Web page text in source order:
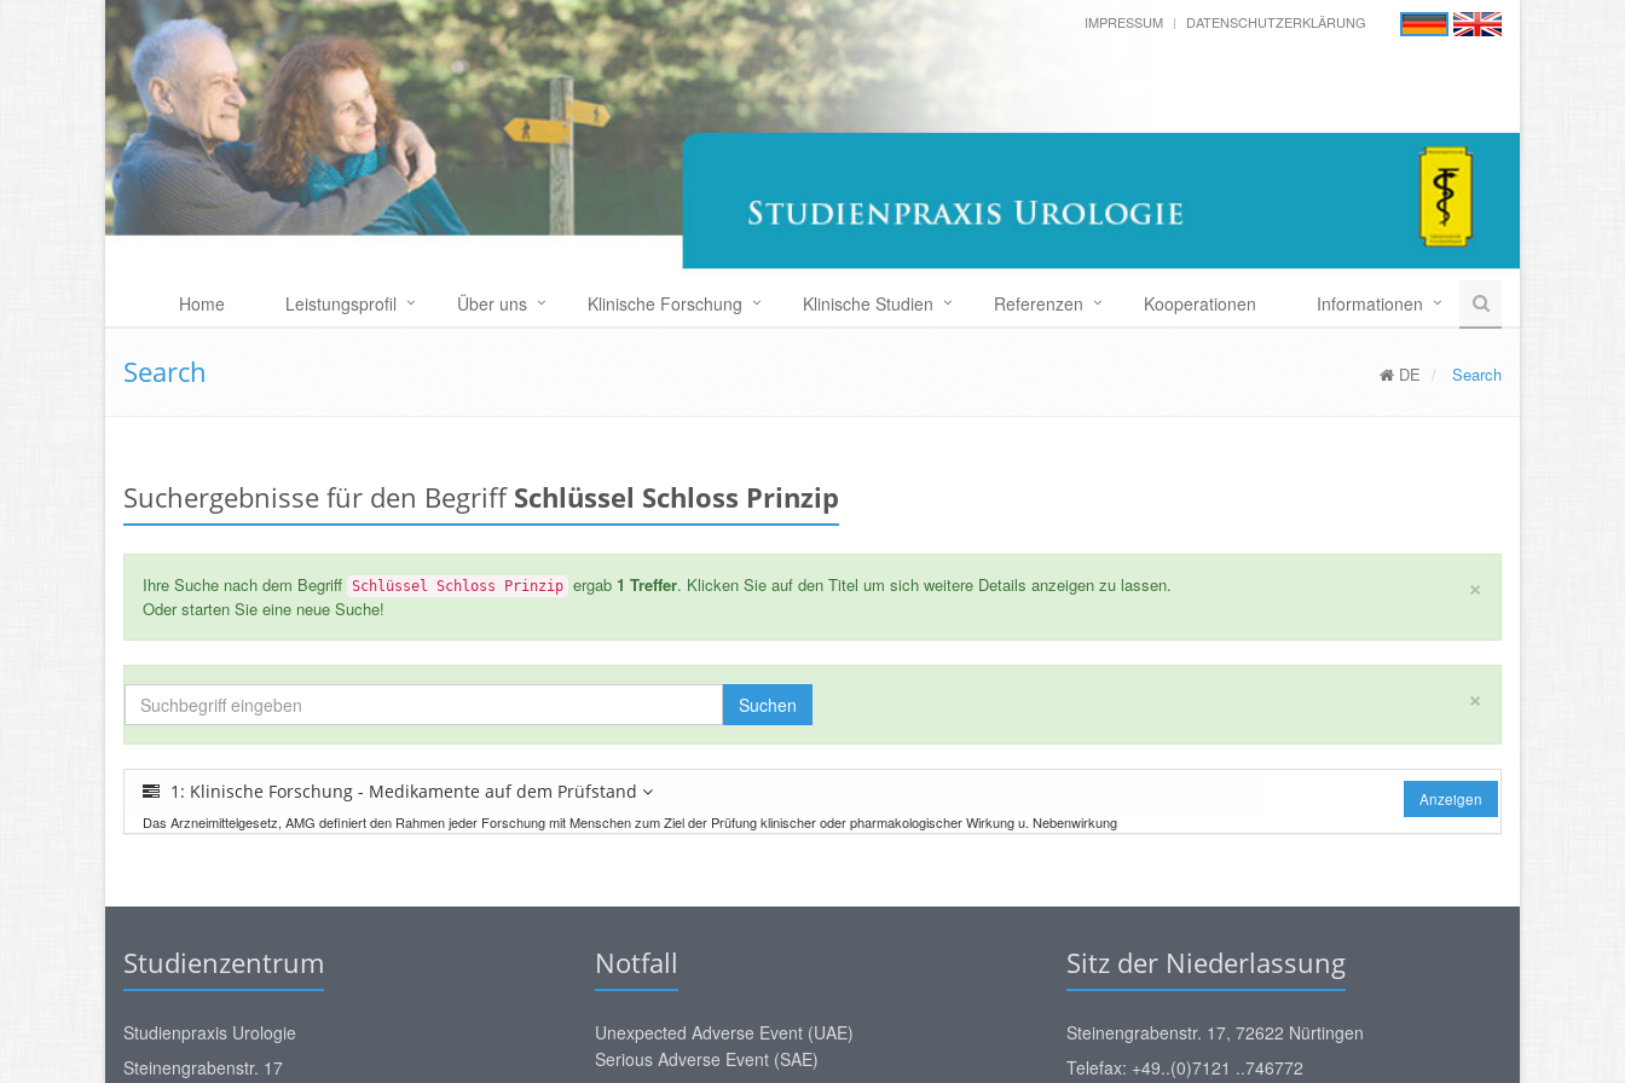
IMPRESSUM DATENSCHUTZERKLÄRUNG
Home Leistungsprofil Über uns Klinische Forschung Klinische Studien Referenzen Kooperationen Informationen
Search DE Search
Suchergebnisse für den Begriff Schlüssel Schloss Prinzip
×
Ihre Suche nach dem Begriff Schlüssel Schloss Prinzip ergab 1 Treffer. Klicken Sie auf den Titel um sich weitere Details anzeigen zu lassen.
Oder starten Sie eine neue Suche!
×
Suchen
1: Klinische Forschung - Medikamente auf dem Prüfstand
Das Arzneimittelgesetz, AMG definiert den Rahmen jeder Forschung mit Menschen zum Ziel der Prüfung klinischer oder pharmakologischer Wirkung u. Nebenwirkung
Anzeigen
Studienzentrum
Studienpraxis Urologie
Steinengrabenstr. 17
Notfall
Unexpected Adverse Event (UAE)
Serious Adverse Event (SAE)
Sitz der Niederlassung
Steinengrabenstr. 17, 72622 Nürtingen
Telefax: +49..(0)7121 ..746772